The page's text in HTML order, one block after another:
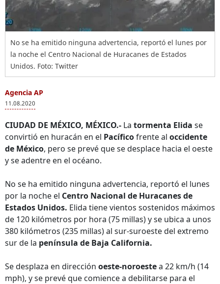
No se ha emitido ninguna advertencia, reportó el lunes por
la noche el Centro Nacional de Huracanes de Estados
Unidos. Foto: Twitter
Agencia AP
11.08.2020
CIUDAD DE MÉXICO, MÉXICO.- La tormenta Elida se
convirtió en huracán en el Pacíficofrente al occidente
de México, pero se prevé que se desplace hacia el oeste
y se adentre en el océano.
No se ha emitido ninguna advertencia, reportó el lunes
por la noche el Centro Nacional de Huracanes de
Estados Unidos. Elida tiene vientos sostenidos máximos
de 120 kilómetros por hora (75 millas) y se ubica a unos
380 kilómetros (235 millas) al sur-suroeste del extremo
sur de la península de Baja California.
Se desplaza en dirección oeste-noroestea 22 km/h (14
mph), y se prevé que comience a debilitarse para el